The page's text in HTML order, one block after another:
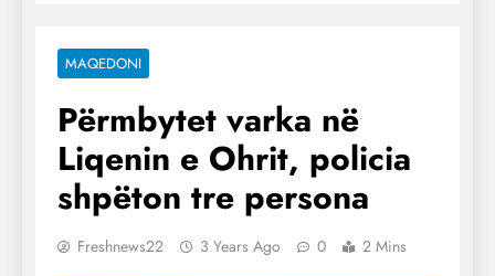
MAQEDONI
Përmbytet varka në
Liqenin e Ohrit, policia
shpëton tre persona
Freshnews22 3 Years Ago 0 2 Mins